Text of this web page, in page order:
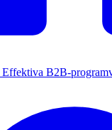
Effektiva B2B-